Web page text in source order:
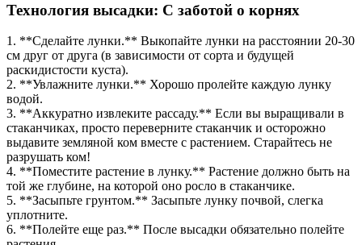
Технология высадки: С заботой о корнях
1. **Сделайте лунки.** Выкопайте лунки на расстоянии 20-30
см друг от друга (в зависимости от сорта и будущей
раскидистости куста).
2. **Увлажните лунки.** Хорошо пролейте каждую лунку
водой.
3. **Аккуратно извлеките рассаду.** Если вы выращивали в
стаканчиках, просто переверните стаканчик и осторожно
выдавите земляной ком вместе с растением. Старайтесь не
разрушать ком!
4. **Поместите растение в лунку.** Растение должно быть на
той же глубине, на которой оно росло в стаканчике.
5. **Засыпьте грунтом.** Засыпьте лунку почвой, слегка
уплотните.
6. **Полейте еще раз.** После высадки обязательно полейте